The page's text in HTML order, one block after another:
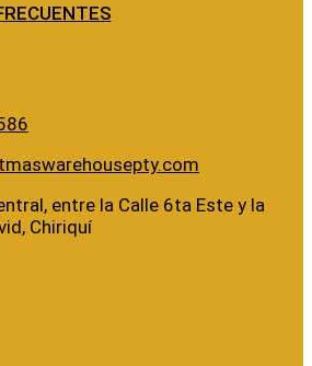
entre la Calle 6ta Este y la
Chiriquí